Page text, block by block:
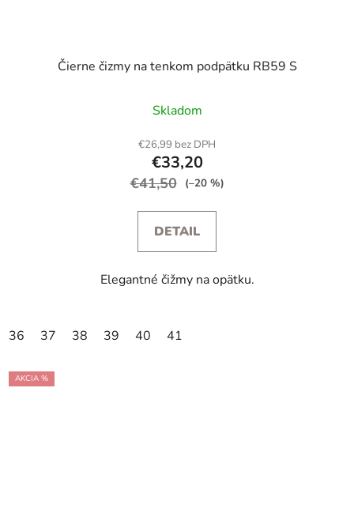
Čierne čizmy na tenkom podpätku RB59 S
Skladom
€26,99 bez DPH
€33,20
€41,50 (–20 %)
DETAIL
Elegantné čižmy na opätku.
36 37 38 39 40 41
AKCIA %